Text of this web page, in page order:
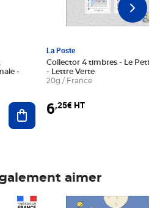
Ajouter au panier
La Poste
Collector 4 timbres - Le Petit
- Lettre Verte
20g / France
6,25€ HT
aimer
Prix 6,25€ HT